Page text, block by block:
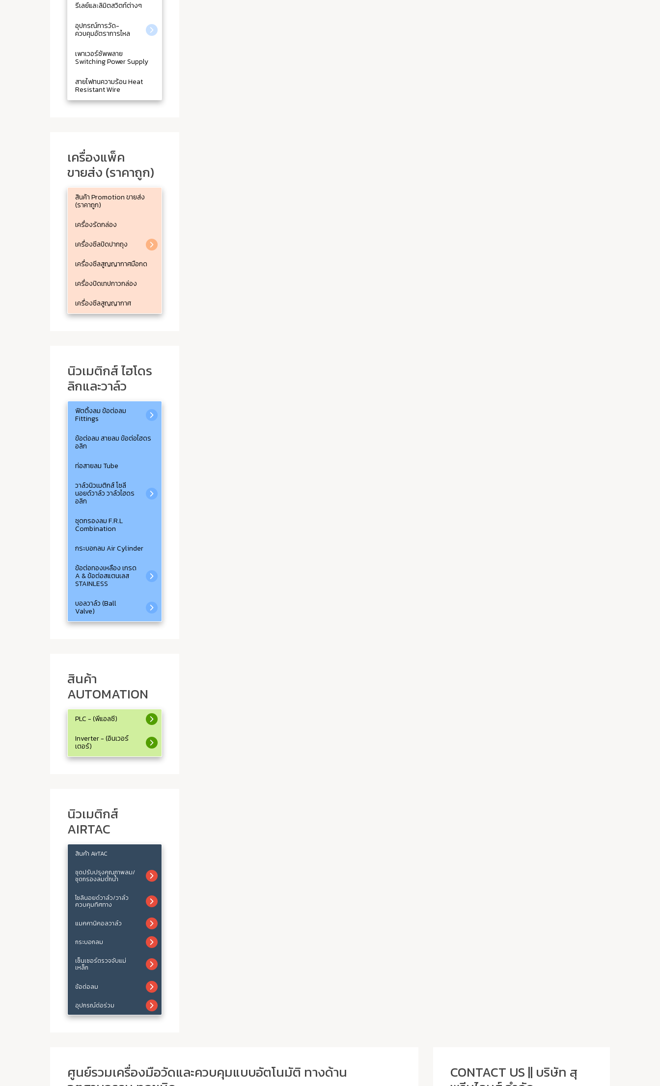
รีเลย์และลิมิตสวิตท์ต่างๆ
อุปกรณ์การวัด-
ควบคุมอัตราการไหล
เพาเวอร์ซัพพลาย
Switching Power Supply
สายไฟทนความร้อน Heat
Resistant Wire
เครื่องแพ็ค
ขายส่ง (ราคาถูก)
สินค้า Promotion ขายส่ง
(ราคาถูก)
เครื่องรัดกล่อง
เครื่องซีลปิดปากถุง
เครื่องซีลสูญญากาศมือกด
เครื่องปิดเทปกาวกล่อง
เครื่องซีลสูญญากาศ
นิวเมติกส์ ไฮโดร
ลิกและวาล์ว
ฟิตติ้งลม ข้อต่อลม
Fittings
ข้อต่อลม สายลม ข้อต่อไฮดร
อลิก
ท่อสายลม Tube
วาล์วนิวเมติกส์ โซลี
นอยด์วาล์ว วาล์วไฮดร
อลิก
ชุดกรองลม F.R.L
Combination
กระบอกลม Air Cylinder
ข้อต่อทองเหลือง เกรด
A & ข้อต่อสแตนเลส
STAINLESS
บอลวาล์ว (Ball
Valve)
สินค้า
AUTOMATION
PLC - (พีแอลซี)
Inverter - (อินเวอร์
เตอร์)
นิวเมติกส์
AIRTAC
สินค้า AirTAC
ชุดปรับปรุงคุณภาพลม/
ชุดกรองลมดักน้ำ
โซลินอยด์วาล์ว/วาล์ว
ควบคุมทิศทาง
แมคคานิคอลวาล์ว
กระบอกลม
เซ็นเซอร์ตรวจจับแม่
เหล็ก
ข้อต่อลม
อุปกรณ์ต่อร่วม
ศูนย์รวมเครื่องมือวัดและควบคุมแบบอัตโนมัติ ทางด้าน CONTACT US || บริษัท สุ